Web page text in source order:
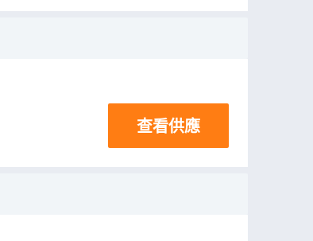
查看供應